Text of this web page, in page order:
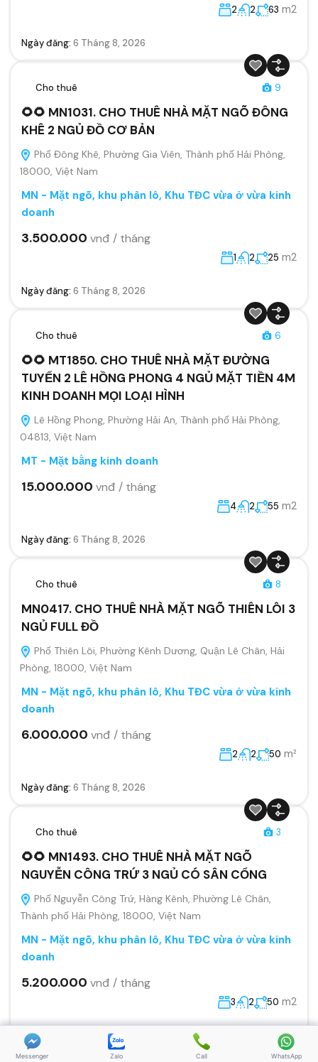
Messenger Zalo Call WhatsApp
2 2 63 m2
Ngày đăng: 6 Tháng 8, 2026
Cho thuê 9
🌻🌻 MN1031. CHO THUÊ NHÀ MẶT NGÕ ĐÔNG
KHÊ 2 NGỦ ĐỒ CƠ BẢN
Phố Đông Khê, Phường Gia Viên, Thành phố Hải Phòng,
18000, Việt Nam
MN - Mặt ngõ, khu phân lô, Khu TĐC vừa ở vừa kinh
doanh
3.500.000 vnđ / tháng
1 2 25 m2
Ngày đăng: 6 Tháng 8, 2026
Cho thuê 6
🌻🌻 MT1850. CHO THUÊ NHÀ MẶT ĐƯỜNG
TUYẾN 2 LÊ HỒNG PHONG 4 NGỦ MẶT TIỀN 4M
KINH DOANH MỌI LOẠI HÌNH
Lê Hồng Phong, Phường Hải An, Thành phố Hải Phòng,
04813, Việt Nam
MT - Mặt bằng kinh doanh
15.000.000 vnđ / tháng
4 2 55 m2
Ngày đăng: 6 Tháng 8, 2026
Cho thuê 8
MN0417. CHO THUÊ NHÀ MẶT NGÕ THIÊN LÔI 3
NGỦ FULL ĐỒ
Phố Thiên Lôi, Phường Kênh Dương, Quận Lê Chân, Hải
Phòng, 18000, Việt Nam
MN - Mặt ngõ, khu phân lô, Khu TĐC vừa ở vừa kinh
doanh
6.000.000 vnđ / tháng
2 2 50 m²
Ngày đăng: 6 Tháng 8, 2026
Cho thuê 3
🌻🌻 MN1493. CHO THUÊ NHÀ MẶT NGÕ
NGUYỄN CÔNG TRỨ 3 NGỦ CÓ SÂN CỔNG
Phố Nguyễn Công Trứ, Hàng Kênh, Phường Lê Chân,
Thành phố Hải Phòng, 18000, Việt Nam
MN - Mặt ngõ, khu phân lô, Khu TĐC vừa ở vừa kinh
doanh
5.200.000 vnđ / tháng
3 2 50 m2
Ngày đăng: 6 Tháng 8, 2026